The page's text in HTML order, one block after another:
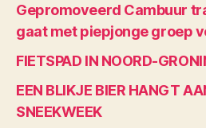
Gepromoveerd Cambuur
gaat met piepjonge groep
FIETSPAD IN NOORD-
EEN BLIKJE BIER HANGT
SNEEKWEEK